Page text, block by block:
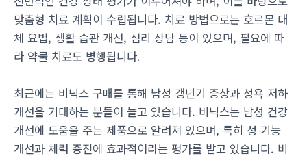
맞춤형 치료 계획이 수립됩니다. 치료 방법으로는 호르몬 대
체 요법, 생활 습관 개선, 심리 상담 등이 있으며, 필요에 따
라 약물 치료도 병행됩니다.
최근에는 비닉스 구매를 통해 남성 갱년기 증상과 성욕 저하
개선을 기대하는 분들이 늘고 있습니다. 비닉스는 남성 건강
개선에 도움을 주는 제품으로 알려져 있으며, 특히 성 기능
개선과 체력 증진에 효과적이라는 평가를 받고 있습니다. 비